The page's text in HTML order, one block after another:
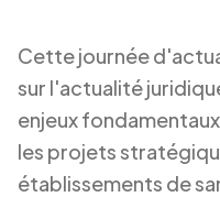
Cette journée
sur l'actualité
enjeux
les projets
établissements de